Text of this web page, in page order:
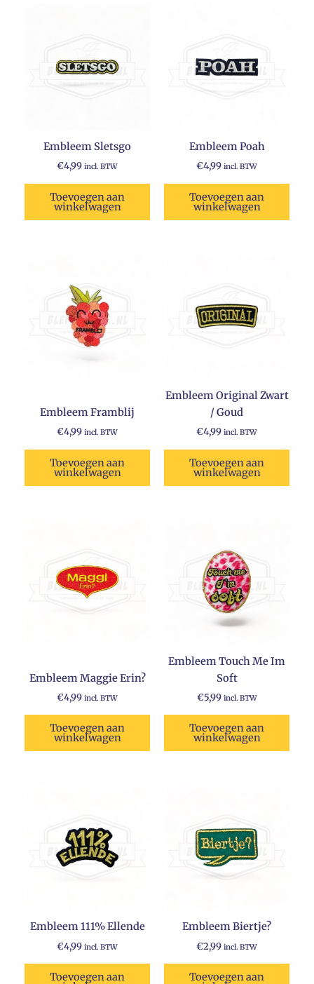
Embleem Sletsgo
€4,99 incl. BTW
Toevoegen aan
winkelwagen
Embleem Poah
€4,99 incl. BTW
Toevoegen aan
winkelwagen
Embleem Framblij
€4,99 incl. BTW
Toevoegen aan
winkelwagen
Embleem Original Zwart
/ Goud
€4,99 incl. BTW
Toevoegen aan
winkelwagen
Embleem Maggie Erin?
€4,99 incl. BTW
Toevoegen aan
winkelwagen
Embleem Touch Me Im
Soft
€5,99 incl. BTW
Toevoegen aan
winkelwagen
Embleem 111% Ellende
€4,99 incl. BTW
Toevoegen aan
Embleem Biertje?
€2,99 incl. BTW
Toevoegen aan